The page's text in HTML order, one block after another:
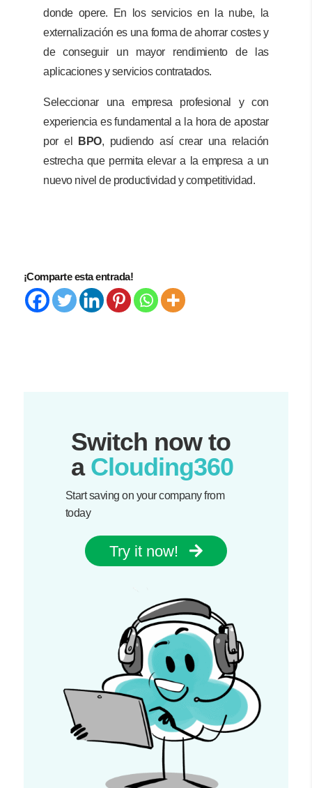
donde opere. En los servicios en la nube, la
externalización es una forma de ahorrar costes y
de conseguir un mayor rendimiento de las
aplicaciones y servicios contratados.
Seleccionar una empresa profesional y con
experiencia es fundamental a la hora de apostar
por el
BPO, pudiendo así crear una relación
estrecha que permita elevar a la empresa a un
nuevo nivel de productividad y competitividad.
¡Comparte esta entrada!
Switch now to
aClouding360
Start saving on your company from
today
Try it now!